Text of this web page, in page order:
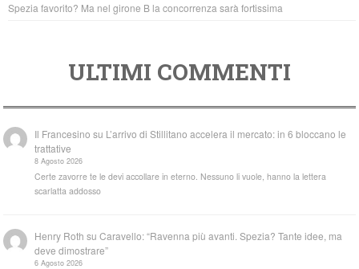
Spezia favorito? Ma nel girone B la concorrenza sarà fortissima
ULTIMI COMMENTI
Il Francesino su L’arrivo di Stillitano accelera il mercato: in 6 bloccano le
trattative
8 Agosto 2026
Certe zavorre te le devi accollare in eterno. Nessuno li vuole, hanno la lettera
scarlatta addosso
Henry Roth suCaravello: “Ravenna più avanti. Spezia? Tante idee, ma
deve dimostrare”
6 Agosto 2026